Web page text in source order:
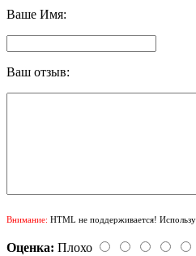
Ваше Имя:
Ваш отзыв:
Внимание: HTML не поддерживается!
Оценка: Плохо